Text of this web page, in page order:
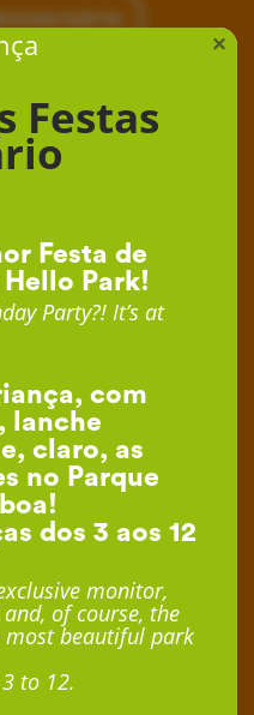
Festas
Festa de
Park!
Party?! It’s at
com
lanche
claro, as
no Parque
dos 3 aos 12
monitor,
of course, the
beautiful park
to 12.
×